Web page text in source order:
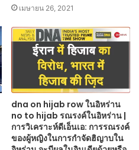
เมษายน 26, 2021
dna on hijab row ในอิหร่าน
no to hijab รณรงค์ในอิหร่าน |
การวิเคราะห์ดีเอ็นเอ: การรณรงค์
ของผู้หญิงในการกำจัดฮิญาบใน